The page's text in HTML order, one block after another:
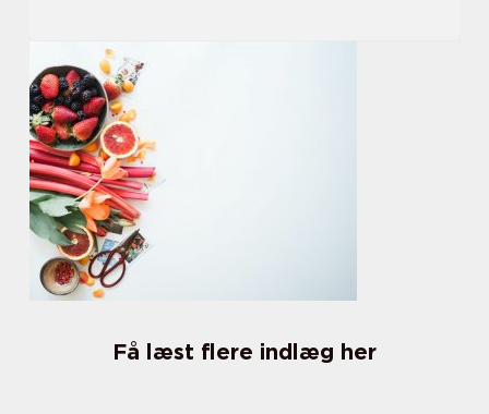
Få læst flere indlæg her